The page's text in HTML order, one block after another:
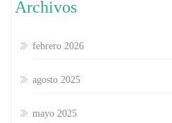
Archivos
febrero 2026
agosto 2025
mayo 2025